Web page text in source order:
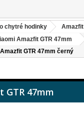
chytré hodinky
Amazfit
Amazfit GTR 47mm
GTR 47mm černý
GTR 47mm